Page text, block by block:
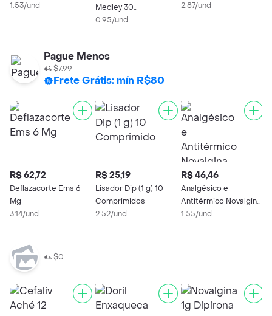
1.53/und
Medley 30
Comprimidos
0.95/und
2.87/und
Pague Menos
$7.99
Frete Grátis: mín R$80
R$ 62,72
Deflazacorte Ems 6
Mg
3.14/und
R$ 25,19
Lisador Dip (1 g) 10
Comprimidos
2.52/und
R$ 46,46
Analgésico e
Antitérmico Novalgina
500mg 30
1.55/und
$0